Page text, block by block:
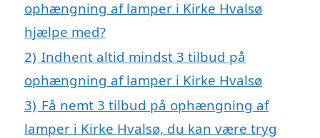
ophængning af lamper i Kirke Hvalsø
hjælpe med?
2) Indhent altid mindst 3 tilbud på
ophængning af lamper i Kirke Hvalsø
3) Få nemt 3 tilbud på ophængning af
lamper i Kirke Hvalsø, du kan være tryg